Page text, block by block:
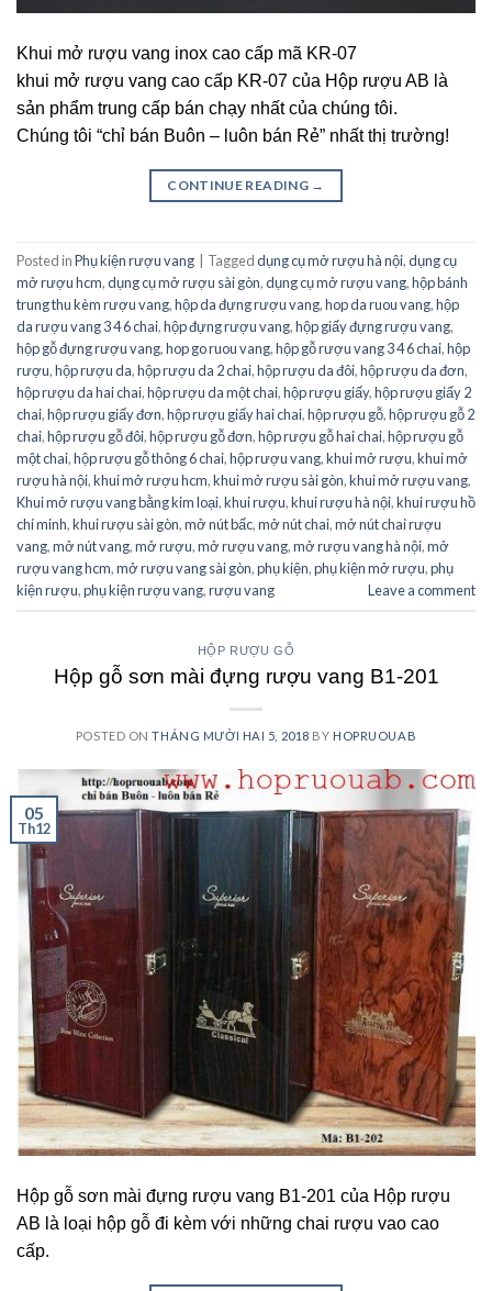
Khui mở rượu vang inox cao cấp mã KR-07
khui mở rượu vang cao cấp KR-07 của Hộp rượu AB là
sản phẩm trung cấp bán chạy nhất của chúng tôi.
Chúng tôi “chỉ bán Buôn – luôn bán Rẻ” nhất thị trường!
CONTINUE READING →
Posted inPhụ kiện rượu vang Taggeddụng cụ mở rượu hà nội,dụng cụ
mở rượu hcm,dụng cụ mở rượu sài gòn,dụng cụ mở rượu vang,hộp bánh
trung thu kèm rượu vang,hộp da đựng rượu vang,hop da ruou vang,hộp
da rượu vang 3 4 6 chai,hộp đựng rượu vang,hộp giấy đựng rượu vang,
hộp gỗ đựng rượu vang,hop go ruou vang,hộp gỗ rượu vang 3 4 6 chai,hộp
rượu,hộp rượu da,hộp rượu da 2 chai,hộp rượu da đôi,hộp rượu da đơn,
hộp rượu da hai chai,hộp rượu da một chai,hộp rượu giấy,hộp rượu giấy 2
chai,hộp rượu giấy đơn,hộp rượu giấy hai chai,hộp rượu gỗ,hộp rượu gỗ 2
chai,hộp rượu gỗ đôi,hộp rượu gỗ đơn,hộp rượu gỗ hai chai,hộp rượu gỗ
một chai,hộp rượu gỗ thông 6 chai,hộp rượu vang,khui mở rượu,khui mở
rượu hà nội,khui mở rượu hcm,khui mở rượu sài gòn,khui mở rượu vang,
Khui mở rượu vang bằng kim loại,khui rượu,khui rượu hà nội,khui rượu hồ
chí minh,khui rượu sài gòn,mở nút bấc,mở nút chai,mở nút chai rượu
vang,mở nút vang,mở rượu,mở rượu vang,mở rượu vang hà nội,mở
rượu vang hcm,mở rượu vang sài gòn,phụ kiện,phụ kiện mở rượu,phụ
kiện rượu,phụ kiện rượu vang,rượu vang Leave a comment
HỘP RƯỢU GỖ
Hộp gỗ sơn mài đựng rượu vang B1-201
POSTED ONTHÁNG MƯỜI HAI 5, 2018 BY HOPRUOUAB
05
Th12
Hộp gỗ sơn mài đựng rượu vang B1-201 của Hộp rượu
AB là loại hộp gỗ đi kèm với những chai rượu vao cao
cấp.